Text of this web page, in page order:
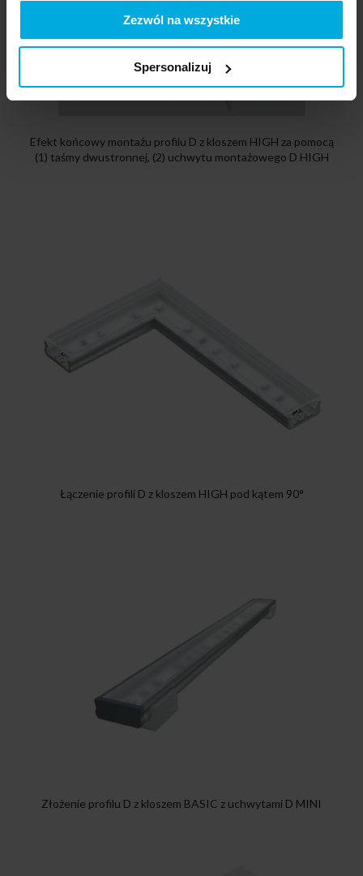
Zezwól na wszystkie
Spersonalizuj
Efekt końcowy montażu profilu D z kloszem HIGH za pomocą
(1) taśmy dwustronnej, (2) uchwytu montażowego D HIGH
Łączenie profili D z kloszem HIGH pod kątem 90°
Złożenie profilu D z kloszem BASIC z uchwytami D MINI